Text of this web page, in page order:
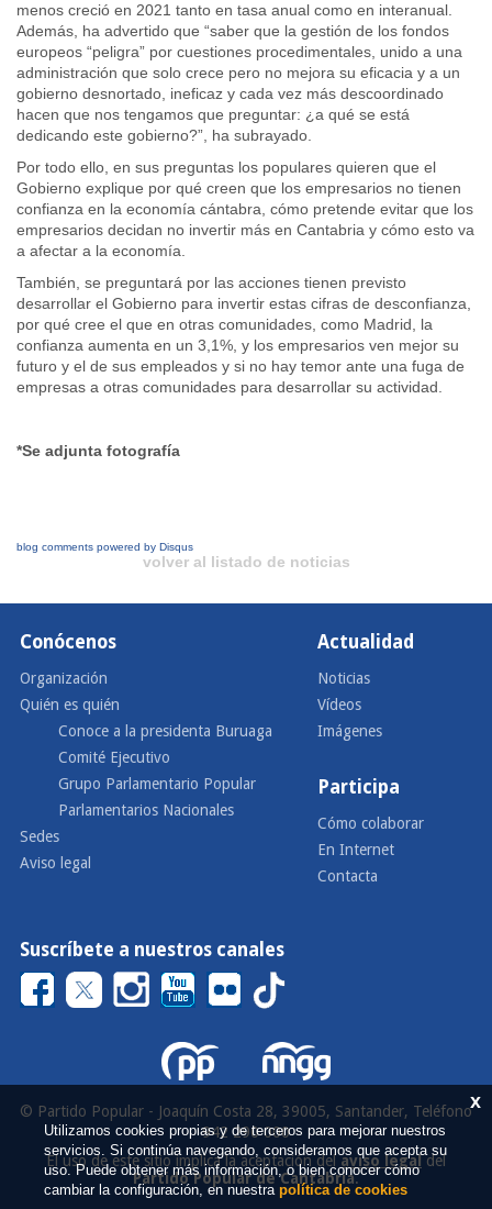
menos creció en 2021 tanto en tasa anual como en interanual.
Además, ha advertido que “saber que la gestión de los fondos
europeos “peligra” por cuestiones procedimentales, unido a una
administración que solo crece pero no mejora su eficacia y a un
gobierno desnortado, ineficaz y cada vez más descoordinado
hacen que nos tengamos que preguntar: ¿a qué se está
dedicando este gobierno?”, ha subrayado.
Por todo ello, en sus preguntas los populares quieren que el
Gobierno explique por qué creen que los empresarios no tienen
confianza en la economía cántabra, cómo pretende evitar que los
empresarios decidan no invertir más en Cantabria y cómo esto va
a afectar a la economía.
También, se preguntará por las acciones tienen previsto
desarrollar el Gobierno para invertir estas cifras de desconfianza,
por qué cree el que en otras comunidades, como Madrid, la
confianza aumenta en un 3,1%, y los empresarios ven mejor su
futuro y el de sus empleados y si no hay temor ante una fuga de
empresas a otras comunidades para desarrollar su actividad.
*Se adjunta fotografía
blog comments powered by Disqus
volver al listado de noticias
Conócenos
Organización
Quién es quién
Conoce a la presidenta Buruaga
Comité Ejecutivo
Grupo Parlamentario Popular
Parlamentarios Nacionales
Sedes
Aviso legal
Actualidad
Noticias
Vídeos
Imágenes
Participa
Cómo colaborar
En Internet
Contacta
Suscríbete a nuestros canales
© Partido Popular - Joaquín Costa 28, 39005, Santander, Teléfono
942 290 000
El uso de este sitio implica la aceptación delaviso legaldel
Partido Popular de Cantabria.
x
Utilizamos cookies propias y de terceros para mejorar nuestros
servicios. Si continúa navegando, consideramos que acepta su
uso. Puede obtener más información, o bien conocer cómo
cambiar la configuración, en nuestra política de cookies